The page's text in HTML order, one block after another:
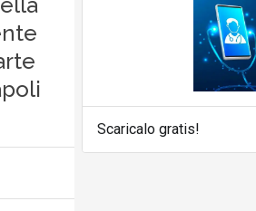
Scaricalo gratis!